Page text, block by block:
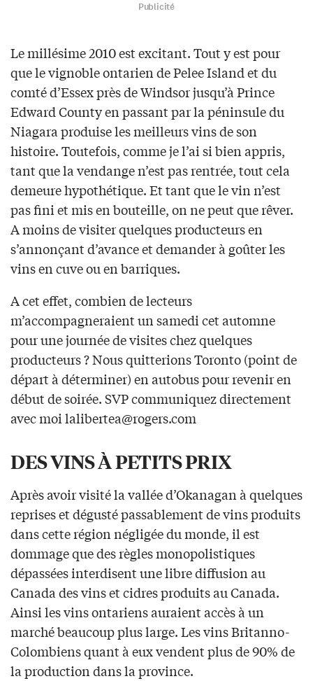
Publicité
Le millésime 2010 est excitant. Tout y est pour
que le vignoble ontarien de Pelee Island et du
comté d’Essex près de Windsor jusqu’à Prince
Edward County en passant par la péninsule du
Niagara produise les meilleurs vins de son
histoire. Toutefois, comme je l’ai si bien appris,
tant que la vendange n’est pas rentrée, tout cela
demeure hypothétique. Et tant que le vin n’est
pas fini et mis en bouteille, on ne peut que rêver.
A moins de visiter quelques producteurs en
s’annonçant d’avance et demander à goûter les
vins en cuve ou en barriques.
A cet effet, combien de lecteurs
m’accompagneraient un samedi cet automne
pour une journée de visites chez quelques
producteurs ? Nous quitterions Toronto (point de
départ à déterminer) en autobus pour revenir en
début de soirée. SVP communiquez directement
avec moilalibertea@rogers.com
DES VINS À PETITS PRIX
Après avoir visité la vallée d’Okanagan à quelques
reprises et dégusté passablement de vins produits
dans cette région négligée du monde, il est
dommage que des règles monopolistiques
dépassées interdisent une libre diffusion au
Canada des vins et cidres produits au Canada.
Ainsi les vins ontariens auraient accès à un
marché beaucoup plus large. Les vins Britanno-
Colombiens quant à eux vendent plus de 90% de
la production dans la province.